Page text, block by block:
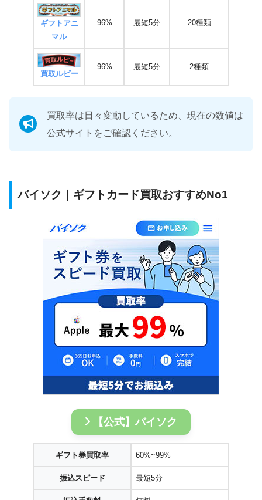
ギフトアニ
マル
96% 最短5分 20種類
買取ルビー
96% 最短5分 2種類
買取率は日々変動しているため、現在の数値は
公式サイトをご確認ください。
バイソク｜ギフトカード買取おすすめNo1
【公式】バイソク
ギフト券買取率 60%~99%
振込スピード 最短5分